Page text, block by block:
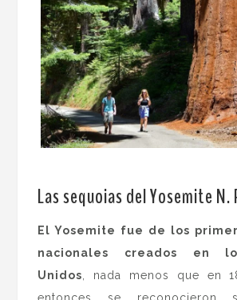
Las sequoias del Yosemite N.
El Yosemite fue de los
nacionales creados en
Unidos , nada menos que en